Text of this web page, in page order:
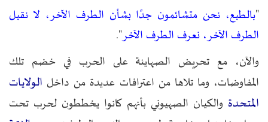
"بالطبع، نحن متشائمون جدًا بشأن الطرف الآخر، لا نقبل
الطرف الآخر، نعرف الطرف الآخر".
والآن، مع تحريض الصهاينة على الحرب في خضم تلك
المفاوضات، وما تلاها من اعترافات عديدة من داخل الولايات
المتحدة والكيان الصهيوني بأنهم كانوا يخططون لحرب تحت